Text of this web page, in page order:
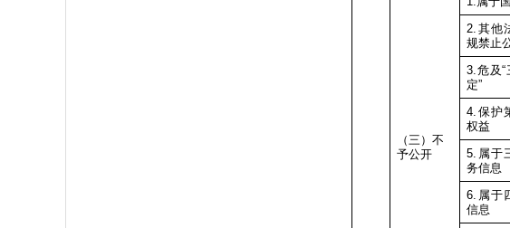
（三）不
予公开
2. 其他
规禁止
3. 危及“
定”
4. 保护
权益
5. 属于
务信息
6. 属于
信息